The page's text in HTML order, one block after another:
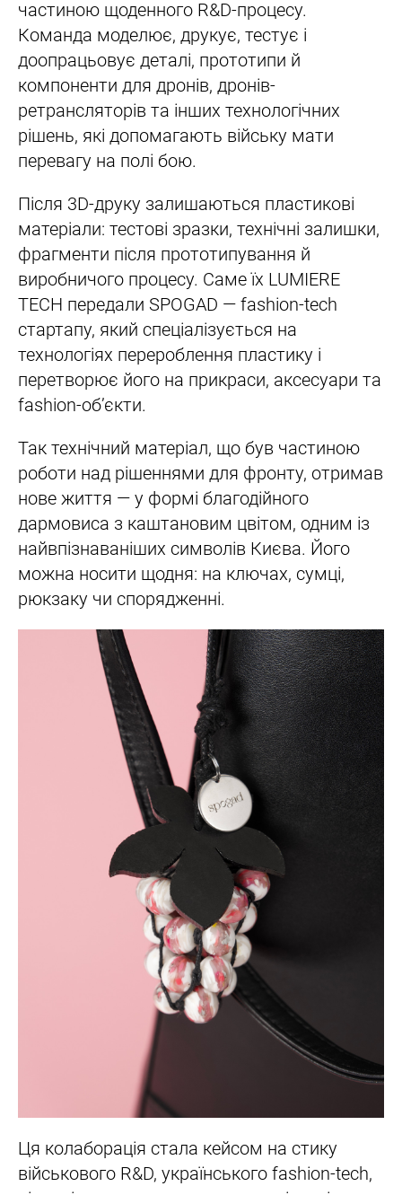
частиною щоденного R&D-процесу.
Команда моделює, друкує, тестує і
доопрацьовує деталі, прототипи й
компоненти для дронів, дронів-
ретрансляторів та інших технологічних
рішень, які допомагають війську мати
перевагу на полі бою.
Після 3D-друку залишаються пластикові
матеріали: тестові зразки, технічні залишки,
фрагменти після прототипування й
виробничого процесу. Саме їх LUMIERE
TECH передали SPOGAD — fashion-tech
стартапу, який спеціалізується на
технологіях перероблення пластику і
перетворює його на прикраси, аксесуари та
fashion-об’єкти.
Так технічний матеріал, що був частиною
роботи над рішеннями для фронту, отримав
нове життя — у формі благодійного
дармовиса з каштановим цвітом, одним із
найвпізнаваніших символів Києва. Його
можна носити щодня: на ключах, сумці,
рюкзаку чи спорядженні.
Ця колаборація стала кейсом на стику
військового R&D, українського fashion-tech,